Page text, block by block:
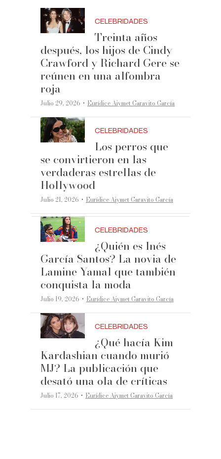
CELEBRIDADES
Treinta años
después, los hijos de Cindy
Crawford y Richard Gere se
reúnen en una alfombra
roja
Julio 29, 2026 ·Eurídice Aiymet Garavito García
CELEBRIDADES
Los perros que
se convirtieron en las
verdaderas estrellas de
Hollywood
Julio 21, 2026 ·Eurídice Aiymet Garavito García
CELEBRIDADES
¿Quién es Inés
García Santos? La novia de
Lamine Yamal que también
conquista la moda
Julio 19, 2026 ·Eurídice Aiymet Garavito García
CELEBRIDADES
¿Qué hacía Kim
Kardashian cuando murió
MJ? La publicación que
desató una ola de críticas
Julio 17, 2026 ·Eurídice Aiymet Garavito García